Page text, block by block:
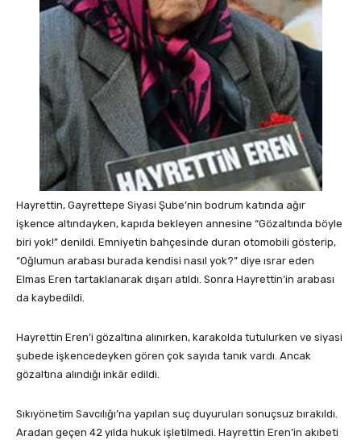
Hayrettin, Gayrettepe Siyasi Şube’nin bodrum katında ağır
işkence altındayken, kapıda bekleyen annesine “Gözaltında böyle
biri yok!” denildi. Emniyetin bahçesinde duran otomobili gösterip,
“Oğlumun arabası burada kendisi nasıl yok?” diye ısrar eden
Elmas Eren tartaklanarak dışarı atıldı. Sonra Hayrettin’in arabası
da kaybedildi.
Hayrettin Eren’i gözaltına alınırken, karakolda tutulurken ve siyasi
şubede işkencedeyken gören çok sayıda tanık vardı. Ancak
gözaltına alındığı inkâr edildi.
Sıkıyönetim Savcılığı’na yapılan suç duyuruları sonuçsuz bırakıldı.
Aradan geçen 42 yılda hukuk işletilmedi. Hayrettin Eren’in akıbeti